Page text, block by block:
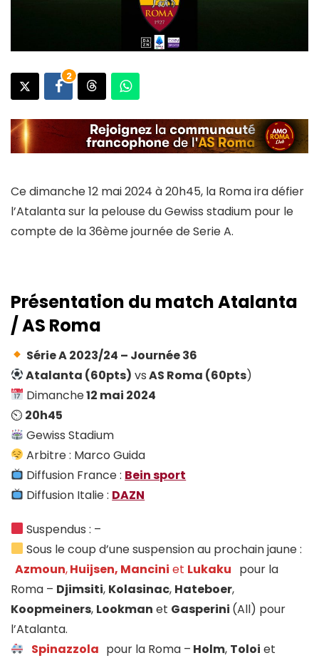
2
Ce dimanche 12 mai 2024 à 20h45, la Roma ira défier
l’Atalanta sur la pelouse du Gewiss stadium pour le
compte de la 36ème journée de Serie A.
Présentation du match Atalanta
/ AS Roma
Série A 2023/24 – Journée 36
Atalanta (60pts) vsAS Roma (60pts)
Dimanche12 mai 2024
⏲ 20h45
Gewiss Stadium
Arbitre : Marco Guida
Diffusion France : Bein sport
Diffusion Italie : DAZN
Suspendus : –
Sous le coup d’une suspension au prochain jaune :
Azmoun,Huijsen, Mancini et Lukaku pour la
Roma – Djimsiti, Kolasinac, Hateboer,
Koopmeiners, Lookman et Gasperini (All) pour
l’Atalanta.
Spinazzola pour la Roma – Holm, Toloi et